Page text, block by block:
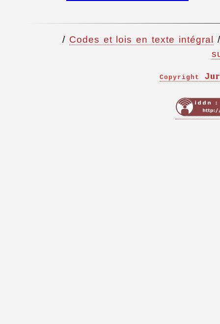
/ Codes et lois en texte intégral
Copyright J